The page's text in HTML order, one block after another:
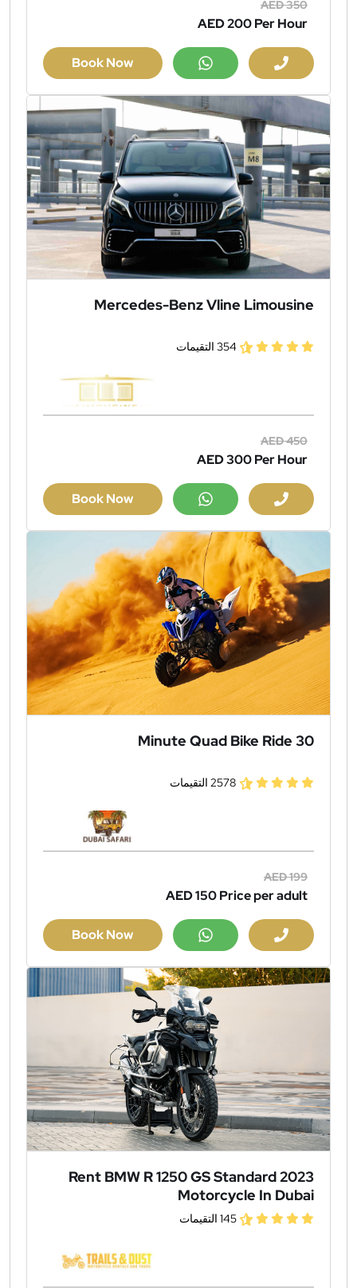
AED 350
AED 200Per Hour
Book Now
Mercedes-Benz Vline Limousine
354 التقيمات
AED 450
AED 300Per Hour
Book Now
30 Minute Quad Bike Ride
2578 التقيمات
AED 199
AED 150Price per adult
Book Now
Rent BMW R 1250 GS Standard 2023
Motorcycle In Dubai
145 التقيمات